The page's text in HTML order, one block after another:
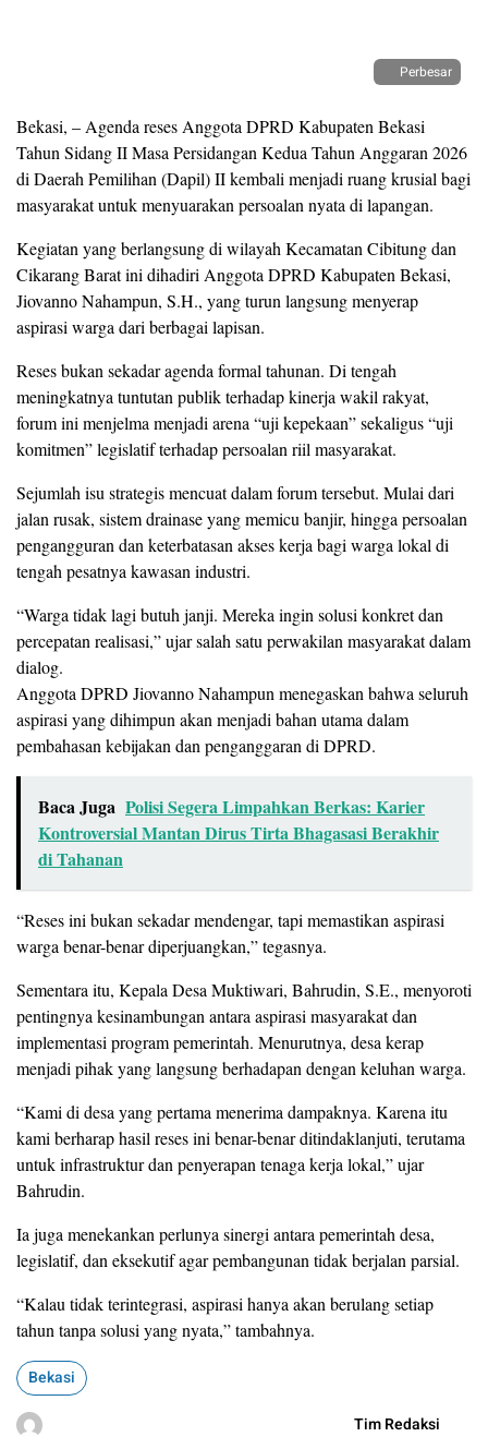
Perbesar
Bekasi, – Agenda reses Anggota DPRD Kabupaten Bekasi
Tahun Sidang II Masa Persidangan Kedua Tahun Anggaran 2026
di Daerah Pemilihan (Dapil) II kembali menjadi ruang krusial bagi
masyarakat untuk menyuarakan persoalan nyata di lapangan.
Kegiatan yang berlangsung di wilayah Kecamatan Cibitung dan
Cikarang Barat ini dihadiri Anggota DPRD Kabupaten Bekasi,
Jiovanno Nahampun, S.H., yang turun langsung menyerap
aspirasi warga dari berbagai lapisan.
Reses bukan sekadar agenda formal tahunan. Di tengah
meningkatnya tuntutan publik terhadap kinerja wakil rakyat,
forum ini menjelma menjadi arena “uji kepekaan” sekaligus “uji
komitmen” legislatif terhadap persoalan riil masyarakat.
Sejumlah isu strategis mencuat dalam forum tersebut. Mulai dari
jalan rusak, sistem drainase yang memicu banjir, hingga persoalan
pengangguran dan keterbatasan akses kerja bagi warga lokal di
tengah pesatnya kawasan industri.
“Warga tidak lagi butuh janji. Mereka ingin solusi konkret dan
percepatan realisasi,” ujar salah satu perwakilan masyarakat dalam
dialog.
Anggota DPRD Jiovanno Nahampun menegaskan bahwa seluruh
aspirasi yang dihimpun akan menjadi bahan utama dalam
pembahasan kebijakan dan penganggaran di DPRD.
Baca Juga Polisi Segera Limpahkan Berkas: Karier
Kontroversial Mantan Dirus Tirta Bhagasasi Berakhir
di Tahanan
“Reses ini bukan sekadar mendengar, tapi memastikan aspirasi
warga benar-benar diperjuangkan,” tegasnya.
Sementara itu, Kepala Desa Muktiwari, Bahrudin, S.E., menyoroti
pentingnya kesinambungan antara aspirasi masyarakat dan
implementasi program pemerintah. Menurutnya, desa kerap
menjadi pihak yang langsung berhadapan dengan keluhan warga.
“Kami di desa yang pertama menerima dampaknya. Karena itu
kami berharap hasil reses ini benar-benar ditindaklanjuti, terutama
untuk infrastruktur dan penyerapan tenaga kerja lokal,” ujar
Bahrudin.
Ia juga menekankan perlunya sinergi antara pemerintah desa,
legislatif, dan eksekutif agar pembangunan tidak berjalan parsial.
“Kalau tidak terintegrasi, aspirasi hanya akan berulang setiap
tahun tanpa solusi yang nyata,” tambahnya.
Bekasi
Tim Redaksi